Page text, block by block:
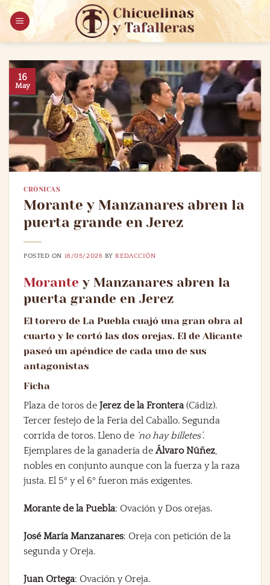
Saltar
contenido
16
May
CRÓNICAS
Morante y Manzanares abren la
puerta grande en Jerez
POSTED ON 16/05/2026 BYREDACCIÓN
Morante y Manzanares abren la
puerta grande en Jerez
El torero de La Puebla cuajó una gran obra al
cuarto y le cortó las dos orejas. El de Alicante
paseó un apéndice de cada uno de sus
antagonistas
Ficha
Plaza de toros de Jerez de la Frontera(Cádiz).
Tercer festejo de la Feria del Caballo. Segunda
corrida de toros. Lleno de ‘no hay billetes’.
Ejemplares de la ganadería deÁlvaro Núñez,
nobles en conjunto aunque con la fuerza y la raza
justa. El 5º y el 6º fueron más exigentes.
Morante de la Puebla: Ovación y Dos orejas.
José María Manzanares: Oreja con petición de la
segunda y Oreja.
Juan Ortega: Ovación y Oreja.